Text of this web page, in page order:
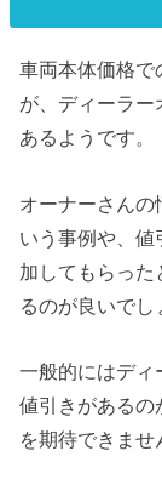
車両本体価格で
が、ディーラ
あるようです。
オーナーさんの
いう事例や、値
加してもらった
るのが良いでし
一般的にはディ
値引きがあるの
を期待できませ